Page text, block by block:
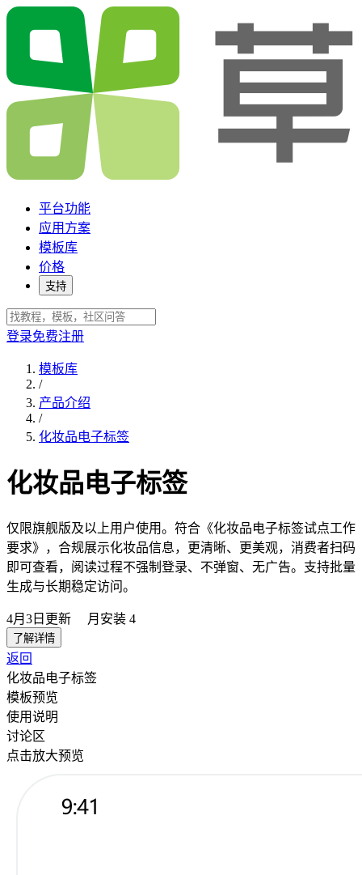
平台功能
应用方案
模板库
价格
支持
登录免费注册
模板库
/
产品介绍
/
化妆品电子标签
化妆品电子标签
仅限旗舰版及以上用户使用。符合《化妆品电子标签试点工作
要求》，合规展示化妆品信息，更清晰、更美观，消费者扫码
即可查看，阅读过程不强制登录、不弹窗、无广告。支持批量
生成与长期稳定访问。
4月3日 更新 月安装 4
了解详情
返回
化妆品电子标签
模板预览
使用说明
讨论区
点击放大预览